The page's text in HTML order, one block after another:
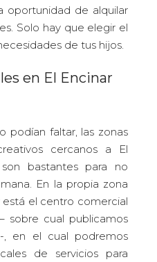
oportunidad de alquilar
Solo hay que elegir el
de tus hijos.
en El Encinar
podían faltar, las zonas
cercanos a El
bastantes para no
En la propia zona
está el centro comercial
sobre cual publicamos
en el cual podremos
de servicios para